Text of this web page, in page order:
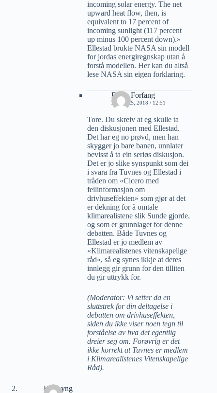
incoming solar energy. The net
upward heat flow, then, is
equivalent to 17 percent of
incoming sunlight (117 percent
up minus 100 percent down).»
Ellestad brukte NASA sin modell
for jordas energiregnskap utan å
forstå modellen. Her kan du altså
lese NASA sin eigen forklaring.
Folke Forfang
22 MARS, 2018 / 12:51
Tore. Du skreiv at eg skulle ta
den diskusjonen med Ellestad.
Det har eg no prøvd, men han
skygger jo bare banen, unnlater
bevisst å ta ein seriøs diskusjon.
Det er jo slike synspunkt som dei
i svara fra Tuvnes og Ellestad i
tråden om «Cicero med
feilinformasjon om
drivhuseffekten» som gjør at det
er dekning for å omtale
klimarealistene slik Sunde gjorde,
og som er grunnlaget for denne
debatten. Både Tuvnes og
Ellestad er jo medlem av
«Klimarealistenes vitenskapelige
råd», så eg synes ikkje at deres
innlegg gir grunn for den tilliten
du gir uttrykk for.
(Moderator: Vi setter da en
sluttstrek for din deltagelse i
debatten om drivhuseffekten,
siden du ikke viser noen tegn til
forståelse av hva det egentlig
dreier seg om. Forøvrig er det
ikke korrekt at Tuvnes er medlem
i Klimarealistenes Vitenskapelige
Råd).
Kai Lyng